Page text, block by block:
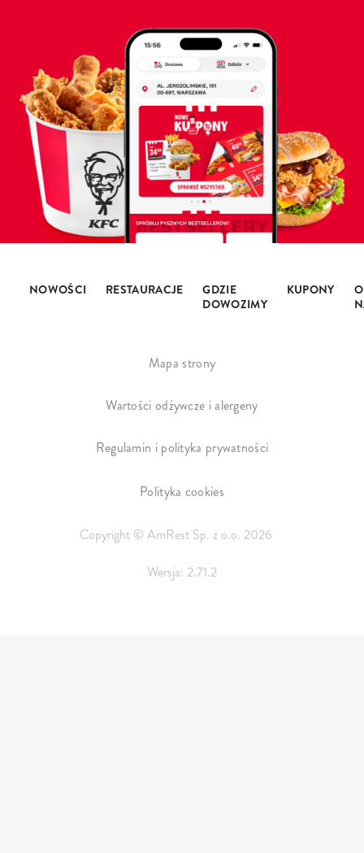
NOWOŚCI RESTAURACJE
GDZIE
DOWOZIMY
KUPONY
O
Mapa strony
Wartości odżywcze i alergeny
Regulamin i polityka prywatności
Polityka cookies
Copyright © AmRest Sp. z o.o. 2026
Wersja: 2.71.2